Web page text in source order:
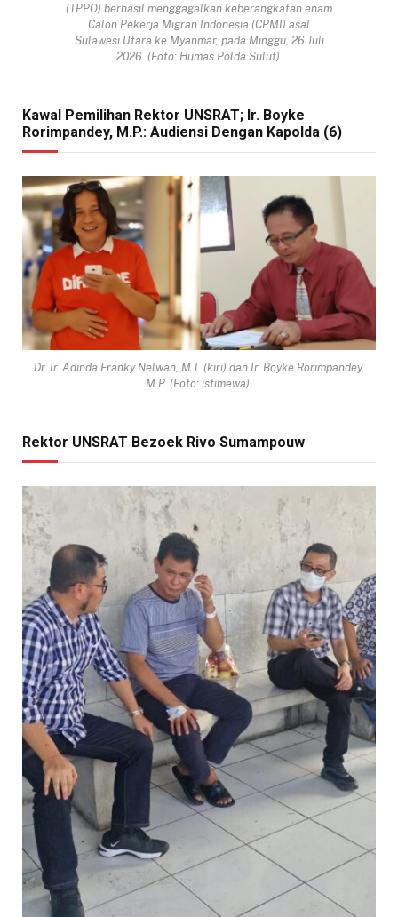
(TPPO) berhasil menggagalkan keberangkatan enam
Calon Pekerja Migran Indonesia (CPMI) asal
Sulawesi Utara ke Myanmar, pada Minggu, 26 Juli
2026. (Foto: Humas Polda Sulut).
Kawal Pemilihan Rektor UNSRAT; Ir. Boyke
Rorimpandey, M.P.: Audiensi Dengan Kapolda (6)
Dr. Ir. Adinda Franky Nelwan, M.T. (kiri) dan Ir. Boyke Rorimpandey,
M.P. (Foto: istimewa).
Rektor UNSRAT Bezoek Rivo Sumampouw